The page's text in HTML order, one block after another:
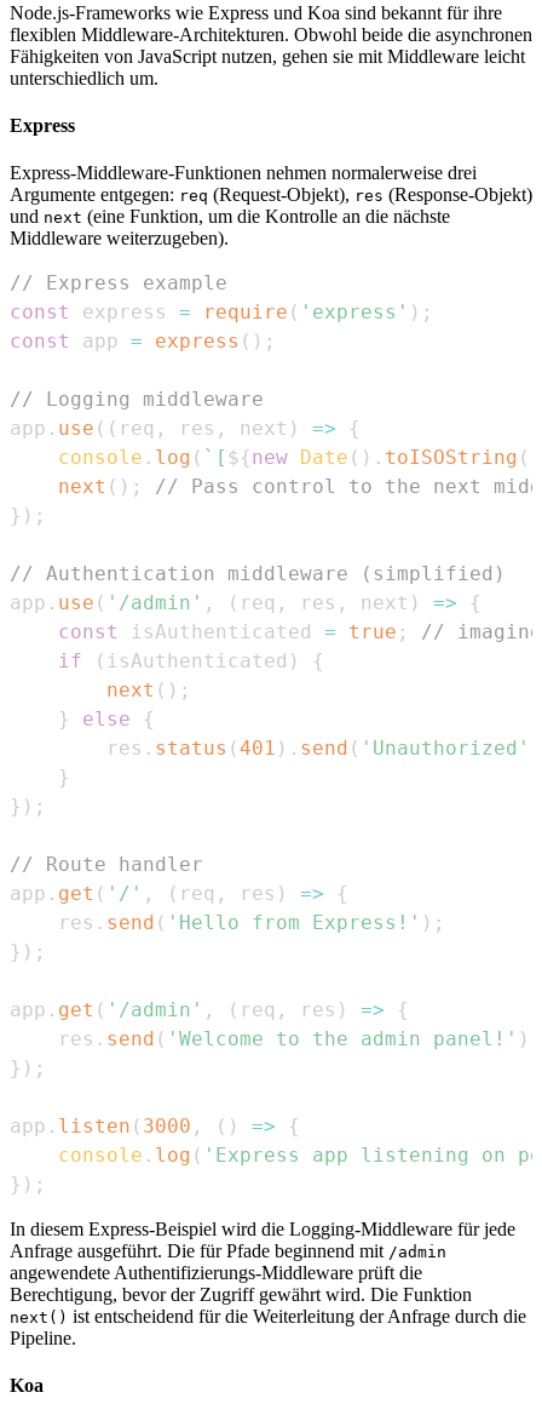
Node.js-Frameworks wie Express und Koa sind bekannt für ihre
flexiblen Middleware-Architekturen. Obwohl beide die asynchronen
Fähigkeiten von JavaScript nutzen, gehen sie mit Middleware leicht
unterschiedlich um.
Express
Express-Middleware-Funktionen nehmen normalerweise drei
Argumente entgegen: req (Request-Objekt), res (Response-Objekt)
und next (eine Funktion, um die Kontrolle an die nächste
Middleware weiterzugeben).
// Express example
const
express = require ( 'express' ) ;
const
app = express ( ) ;
// Logging middleware
app . use ( ( req , res , next ) =>
{
console . log ( ` [ ${new Date ( ) . toISOString (
next ( ) ;
// Pass control to the next
} ) ;
// Authentication middleware (simplified)
app . use ( '/admin' , ( req , res , next ) =>
{
const
isAuthenticated = true ;
//
if
( isAuthenticated )
{
next ( ) ;
}
else
{
        res
. status (401 ) . send ( 'Unauthorized'
}
} ) ;
// Route handler
app . get ( '/' , ( req , res ) =>
{
    res
. send ( 'Hello from Express!' ) ;
} ) ;
app . get ( '/admin' , ( req , res ) =>
{
    res
. send ( 'Welcome to the admin panel!' )
} ) ;
app . listen ( 3000 , ( ) =>
{
console . log ( 'Express app listening on
} ) ;
In diesem Express-Beispiel wird die Logging-Middleware für jede
Anfrage ausgeführt. Die für Pfade beginnend mit /admin
angewendete Authentifizierungs-Middleware prüft die
Berechtigung, bevor der Zugriff gewährt wird. Die Funktion
next() ist entscheidend für die Weiterleitung der Anfrage durch die
Pipeline.
Koa